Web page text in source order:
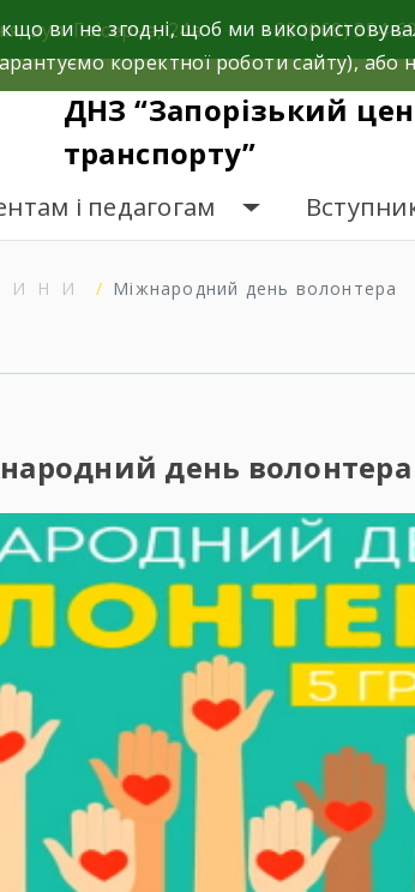
вул. Глісерна, 24а. +38 (068) 354-
ДНЗ “Запорізький
транспорту”
і педагогам
Міжнародний день волонтера
день волонтера
ви не згодні, щоб ми
коректної роботи сайту),